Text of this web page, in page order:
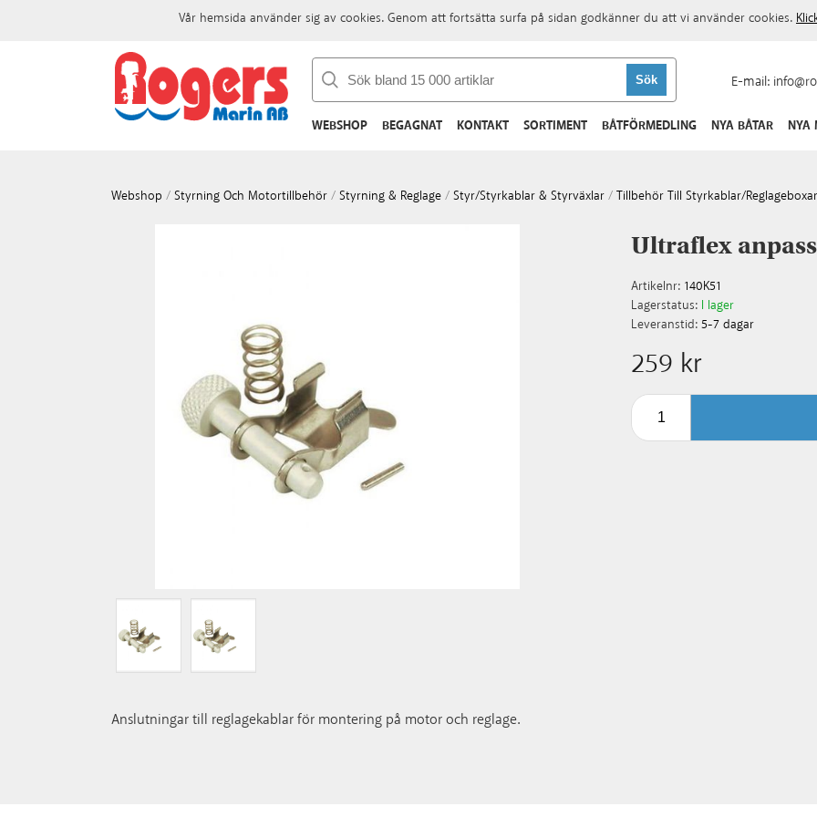
E-mail:
WEBSHOP BEGAGNAT KONTAKT SORTIMENT BÅTFÖRMEDLING NYA BÅTAR NYA
Webshop / Styrning Och Motortillbehör / Styrning & Reglage / Styr/styrkablar & Styrväxlar / Tillbehör Till Styrkablar/reglageboxar
Ultraflex
Artikelnr: 140K51
Lagerstatus: I lager
Leveranstid: 5-7 dagar
259 kr
Anslutningar till reglagekablar för montering på motor och reglage.
Vår hemsida använder sig av cookies. Genom att fortsätta surfa på sidan godkänner du att vi använder cookies.